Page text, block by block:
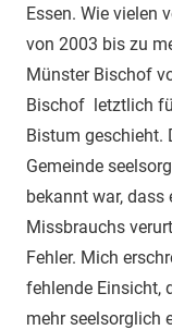
Essen. Wie vielen
von 2003 bis zu
Münster Bischof
Bischof letztlich
Bistum geschieht.
Gemeinde
bekannt war, dass
Missbrauchs
Fehler. Mich
fehlende Einsicht,
mehr seelsorglich